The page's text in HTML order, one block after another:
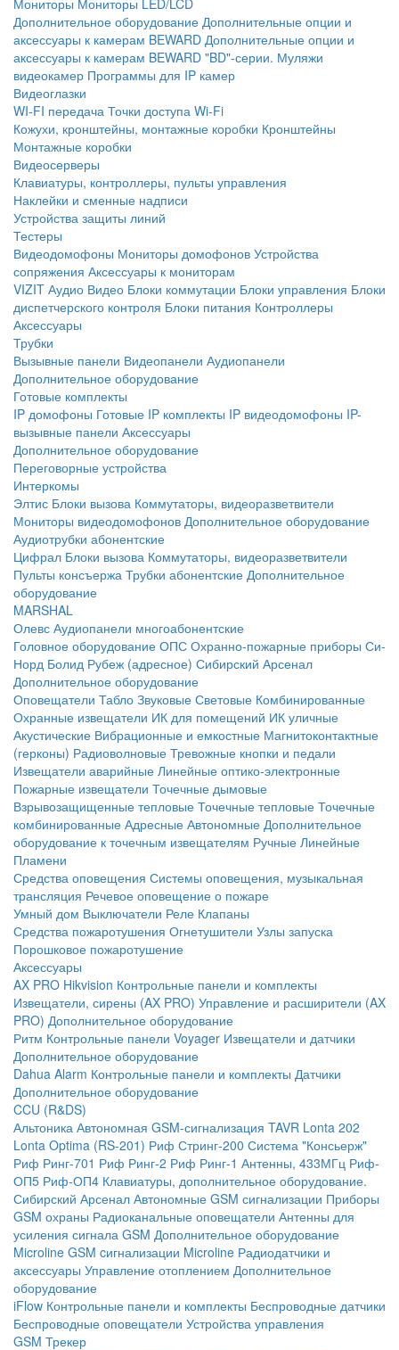
Мониторы Мониторы LED/LCD
Дополнительное оборудование Дополнительные опции и
аксессуары к камерам BEWARD Дополнительные опции и
аксессуары к камерам BEWARD "BD"-серии. Муляжи
видеокамер Программы для IP камер
Видеоглазки
WI-FI передача Точки доступа Wi-Fi
Кожухи, кронштейны, монтажные коробки Кронштейны
Монтажные коробки
Видеосерверы
Клавиатуры, контроллеры, пульты управления
Наклейки и сменные надписи
Устройства защиты линий
Тестеры
Видеодомофоны Мониторы домофонов Устройства
сопряжения Аксессуары к мониторам
VIZIT Аудио Видео Блоки коммутации Блоки управления Блоки
диспетчерского контроля Блоки питания Контроллеры
Аксессуары
Трубки
Вызывные панели Видеопанели Аудиопанели
Дополнительное оборудование
Готовые комплекты
IP домофоны Готовые IP комплекты IP видеодомофоны IP-
вызывные панели Аксессуары
Дополнительное оборудование
Переговорные устройства
Интеркомы
Элтис Блоки вызова Коммутаторы, видеоразветвители
Мониторы видеодомофонов Дополнительное оборудование
Аудиотрубки абонентские
Цифрал Блоки вызова Коммутаторы, видеоразветвители
Пульты консъержа Трубки абонентские Дополнительное
оборудование
MARSHAL
Олевс Аудиопанели многоабонентские
Головное оборудование ОПС Охранно-пожарные приборы Си-
Норд Болид Рубеж (адресное) Сибирский Арсенал
Дополнительное оборудование
Оповещатели Табло Звуковые Световые Комбинированные
Охранные извещатели ИК для помещений ИК уличные
Акустические Вибрационные и емкостные Магнитоконтактные
(герконы) Радиоволновые Тревожные кнопки и педали
Извещатели аварийные Линейные оптико-электронные
Пожарные извещатели Точечные дымовые
Взрывозащищенные тепловые Точечные тепловые Точечные
комбинированные Адресные Автономные Дополнительное
оборудование к точечным извещателям Ручные Линейные
Пламени
Средства оповещения Системы оповещения, музыкальная
трансляция Речевое оповещение о пожаре
Умный дом Выключатели Реле Клапаны
Средства пожаротушения Огнетушители Узлы запуска
Порошковое пожаротушение
Аксессуары
AX PRO Hikvision Контрольные панели и комплекты
Извещатели, сирены (AX PRO) Управление и расширители (AX
PRO) Дополнительное оборудование
Ритм Контрольные панели Voyager Извещатели и датчики
Дополнительное оборудование
Dahua Alarm Контрольные панели и комплекты Датчики
Дополнительное оборудование
CCU (R&DS)
Альтоника Автономная GSM-сигнализация TAVR Lonta 202
Lonta Optima (RS-201) Риф Стринг-200 Система "Консьерж"
Риф Ринг-701 Риф Ринг-2 Риф Ринг-1 Антенны, 433МГц Риф-
ОП5 Риф-ОП4 Клавиатуры, дополнительное оборудование.
Сибирский Арсенал Автономные GSM сигнализации Приборы
GSM охраны Радиоканальные оповещатели Антенны для
усиления сигнала GSM Дополнительное оборудование
Microline GSM cигнализации Microline Радиодатчики и
аксессуары Управление отоплением Дополнительное
оборудование
iFlow Контрольные панели и комплекты Беспроводные датчики
Беспроводные оповещатели Устройства управления
GSM Трекер